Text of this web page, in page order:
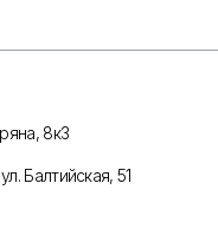
8к3
Балтийская, 51